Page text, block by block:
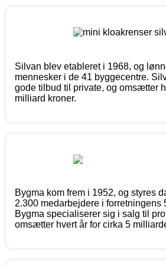
Silvan blev etableret i 1968, og
mennesker i de 41 byggecentre.
gode tilbud til private, og omsætter
milliard kroner.
Bygma kom frem i 1952, og styres
2.300 medarbejdere i forretningens
Bygma specialiserer sig i salg til
omsætter hvert år for cirka 5